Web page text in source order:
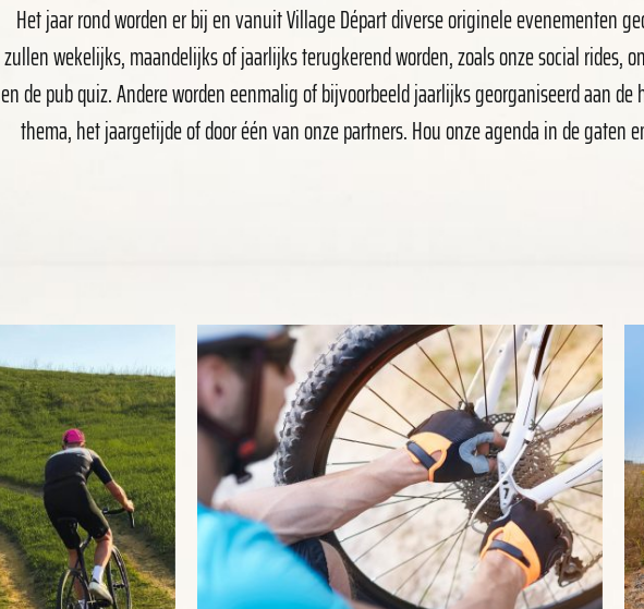
Het jaar rond worden er bij en vanuit Village Départ diverse originele evenementen
zullen wekelijks, maandelijks of jaarlijks terugkerend worden, zoals onze social rides,
en de pub quiz. Andere worden eenmalig of bijvoorbeeld jaarlijks georganiseerd aan de
thema, het jaargetijde of door één van onze partners. Hou onze agenda in de gaten